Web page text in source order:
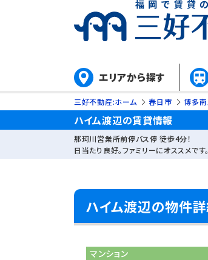
エリアから探す
三好不動産:ホーム 春日市 博多
ハイム渡辺の賃貸情報
那珂川営業所前停バス停 徒歩4分！
日当たり良好。ファミリーにオススメです。
ハイム渡辺の物件
マンション